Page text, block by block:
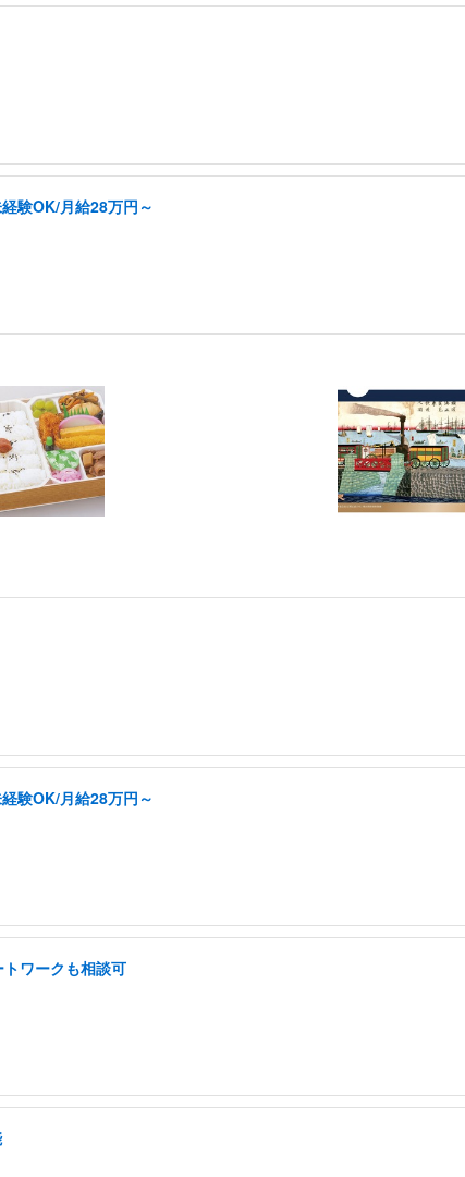
験OK/月給28万円～
験OK/月給28万円～
ワークも相談可